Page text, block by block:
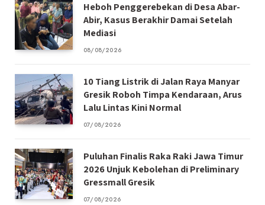
Heboh Penggerebekan di Desa Abar-
Abir, Kasus Berakhir Damai Setelah
Mediasi
08/08/2026
10 Tiang Listrik di Jalan Raya Manyar
Gresik Roboh Timpa Kendaraan, Arus
Lalu Lintas Kini Normal
07/08/2026
Puluhan Finalis Raka Raki Jawa Timur
2026 Unjuk Kebolehan di Preliminary
Gressmall Gresik
07/08/2026